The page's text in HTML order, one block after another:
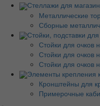
Стеллажи для
Металлические
Сборные
Стойки, подставки
Стойки для очков
Стойки для очков
Стойки для очков
Элементы крепления
Кронштейны для
Примерочные